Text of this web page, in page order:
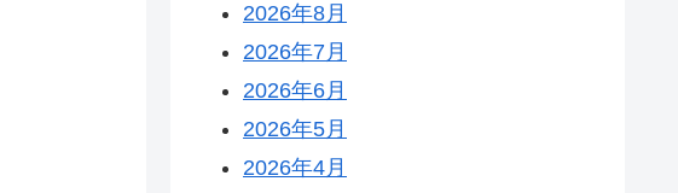
2026年8月
2026年7月
2026年6月
2026年5月
2026年4月